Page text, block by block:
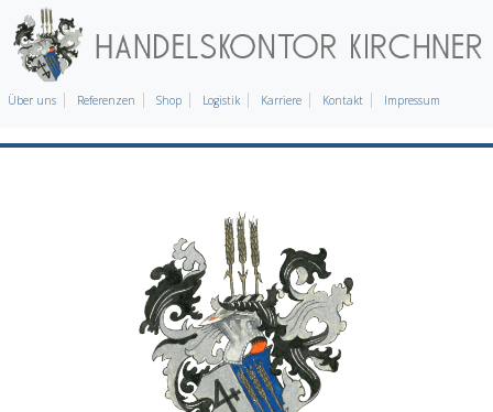
Über uns Referenzen Shop Logistik Karriere Kontakt Impressum